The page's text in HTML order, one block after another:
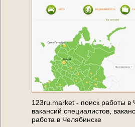
123ru.market - поиск работы в
вакансий специалистов,
работа в Челябинске